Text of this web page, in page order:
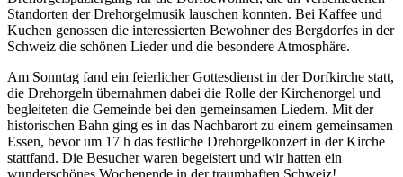
Standorten der Drehorgelmusik lauschen konnten. Bei Kaffee und
Kuchen genossen die interessierten Bewohner des Bergdorfes in der
Schweiz die schönen Lieder und die besondere Atmosphäre.
Am Sonntag fand ein feierlicher Gottesdienst in der Dorfkirche statt,
die Drehorgeln übernahmen dabei die Rolle der Kirchenorgel und
begleiteten die Gemeinde bei den gemeinsamen Liedern. Mit der
historischen Bahn ging es in das Nachbarort zu einem gemeinsamen
Essen, bevor um 17 h das festliche Drehorgelkonzert in der Kirche
stattfand. Die Besucher waren begeistert und wir hatten ein